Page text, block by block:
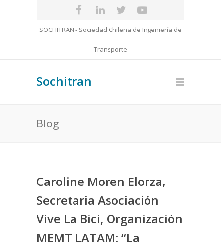
SOCHITRAN - Sociedad Chilena de Ingeniería de
Transporte
Sochitran
Blog
Caroline Moren Elorza,
Secretaria Asociación
Vive La Bici, Organización
MEMT LATAM: “La